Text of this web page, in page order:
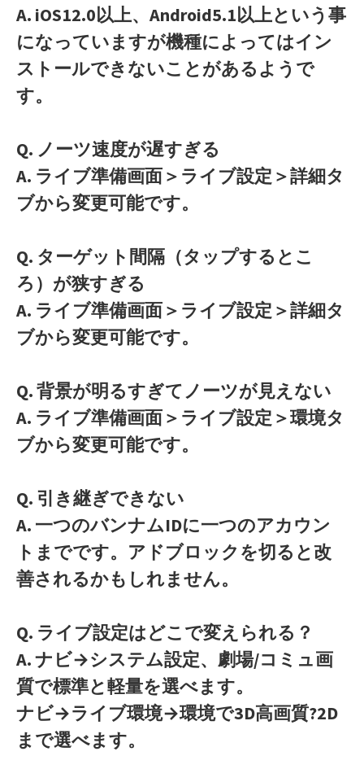
A. iOS12.0以上、Android5.1以上という事
になっていますが機種によってはイン
ストールできないことがあるようで
す。
Q. ノーツ速度が遅すぎる
A. ライブ準備画面＞ライブ設定＞詳細タ
ブから変更可能です。
Q. ターゲット間隔（タップするとこ
ろ）が狭すぎる
A. ライブ準備画面＞ライブ設定＞詳細タ
ブから変更可能です。
Q. 背景が明るすぎてノーツが見えない
A. ライブ準備画面＞ライブ設定＞環境タ
ブから変更可能です。
Q. 引き継ぎできない
A. 一つのバンナムIDに一つのアカウン
トまでです。アドブロックを切ると改
善されるかもしれません。
Q. ライブ設定はどこで変えられる？
A. ナビ→システム設定、劇場/コミュ画
質で標準と軽量を選べます。
ナビ→ライブ環境→環境で3D高画質?2D
まで選べます。